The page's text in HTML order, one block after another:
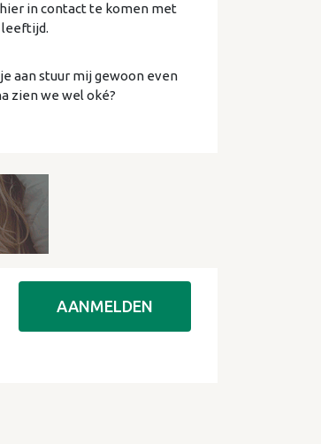
in contact te komen met
leeftijd.
aan stuur mij gewoon even
zien we wel oké?
AANMELDEN